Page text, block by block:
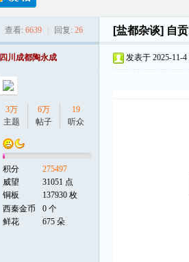
查看: 6639 回复: 26 [盐都杂谈] 自
四川成都陶永成
3万
主题
6万
帖子
19
听众
积分
275497
威望
31051 点
铜板
137930 枚
西秦金币
0 个
鲜花
675 朵
发表于 2025-11-4